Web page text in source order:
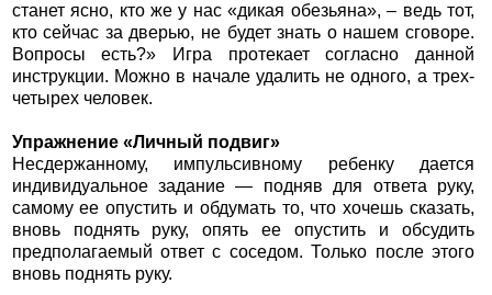
станет ясно, кто же у нас «дикая обезьяна», – ведь тот,
кто сейчас за дверью, не будет знать о нашем сговоре.
Вопросы есть?» Игра протекает согласно данной
инструкции. Можно в начале удалить не одного, а трех-
четырех человек.
Упражнение «Личный подвиг»
Несдержанному, импульсивному ребенку дается
индивидуальное задание — подняв для ответа руку,
самому ее опустить и обдумать то, что хочешь сказать,
вновь поднять руку, опять ее опустить и обсудить
предполагаемый ответ с соседом. Только после этого
вновь поднять руку.